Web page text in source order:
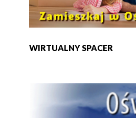
WIRTUALNY SPACER